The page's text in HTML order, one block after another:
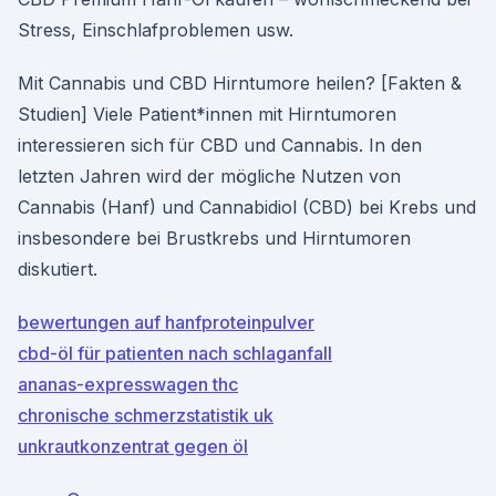
Stress, Einschlafproblemen usw.
Mit Cannabis und CBD Hirntumore heilen? [Fakten &
Studien] Viele Patient*innen mit Hirntumoren
interessieren sich für CBD und Cannabis. In den
letzten Jahren wird der mögliche Nutzen von
Cannabis (Hanf) und Cannabidiol (CBD) bei Krebs und
insbesondere bei Brustkrebs und Hirntumoren
diskutiert.
bewertungen auf hanfproteinpulver
cbd-öl für patienten nach schlaganfall
ananas-expresswagen thc
chronische schmerzstatistik uk
unkrautkonzentrat gegen öl